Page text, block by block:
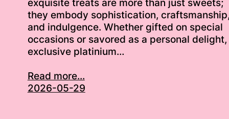
exquisite treats are more than just sweets;
they embody sophistication,
and indulgence. Whether gifted on special
occasions or savored as a personal delight,
exclusive platinium…
Read more...
2026-05-29